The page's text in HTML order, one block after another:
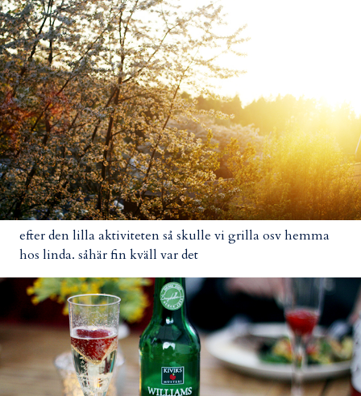
efter den lilla aktiviteten så skulle vi grilla osv hemma
hos linda. såhär fin kväll var det